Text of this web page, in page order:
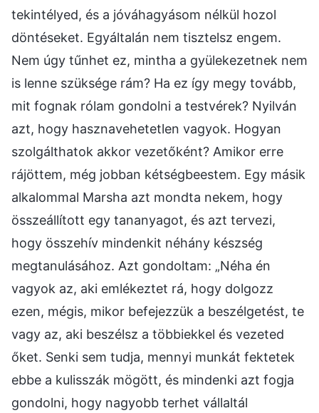
tekintélyed, és a jóváhagyásom nélkül hozol
döntéseket. Egyáltalán nem tisztelsz engem.
Nem úgy tűnhet ez, mintha a gyülekezetnek nem
is lenne szüksége rám? Ha ez így megy tovább,
mit fognak rólam gondolni a testvérek? Nyilván
azt, hogy hasznavehetetlen vagyok. Hogyan
szolgálthatok akkor vezetőként? Amikor erre
rájöttem, még jobban kétségbeestem. Egy másik
alkalommal Marsha azt mondta nekem, hogy
összeállított egy tananyagot, és azt tervezi,
hogy összehív mindenkit néhány készség
megtanulásához. Azt gondoltam: „Néha én
vagyok az, aki emlékeztet rá, hogy dolgozz
ezen, mégis, mikor befejezzük a beszélgetést, te
vagy az, aki beszélsz a többiekkel és vezeted
őket. Senki sem tudja, mennyi munkát fektetek
ebbe a kulisszák mögött, és mindenki azt fogja
gondolni, hogy nagyobb terhet vállaltál